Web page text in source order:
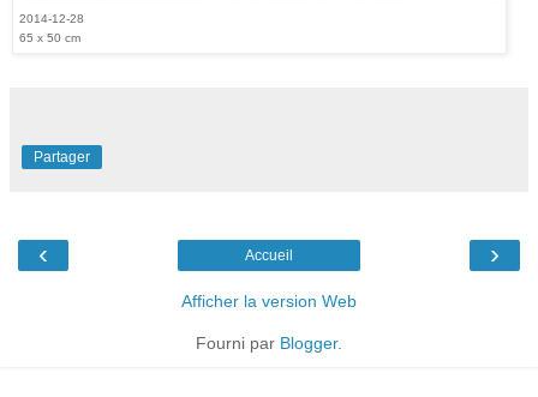
2014-12-28
65 x 50 cm
Partager
‹ ›
Accueil
Afficher la version Web
Fourni par Blogger.